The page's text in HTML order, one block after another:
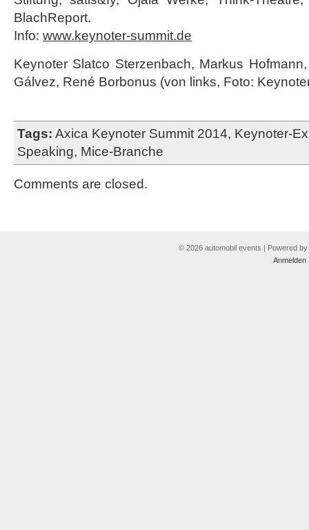
BlachReport.
Info: www.keynoter-summit.de
Keynoter Slatco Sterzenbach, Markus
Gálvez, René Borbonus (von links, Foto:
Tags: Axica Keynoter Summit 2014, Keynoter-
Speaking, Mice-Branche
Comments are closed.
© 2026 automobil events | Powered by
Anmelden|